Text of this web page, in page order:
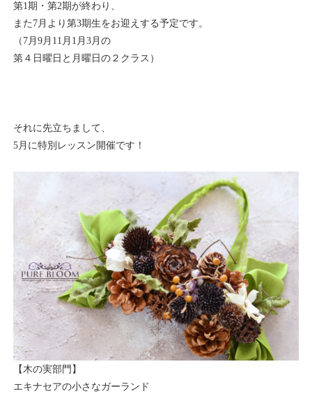
第1期・第2期が終わり、
また7月より第3期生をお迎えする予定です。
（7月9月11月1月3月の
第４日曜日と月曜日の２クラス）
それに先立ちまして、
5月に特別レッスン開催です！
【木の実部門】
エキナセアの小さなガーランド